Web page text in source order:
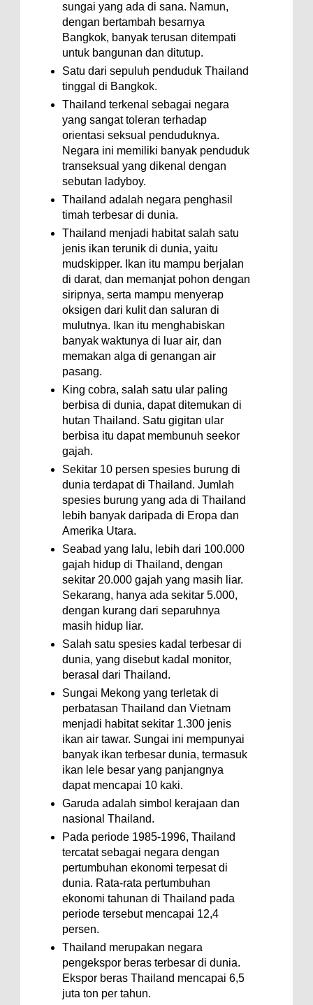
sungai yang ada di sana. Namun,
dengan bertambah besarnya
Bangkok, banyak terusan ditempati
untuk bangunan dan ditutup.
Satu dari sepuluh penduduk Thailand
tinggal di Bangkok.
Thailand terkenal sebagai negara
yang sangat toleran terhadap
orientasi seksual penduduknya.
Negara ini memiliki banyak penduduk
transeksual yang dikenal dengan
sebutan ladyboy.
Thailand adalah negara penghasil
timah terbesar di dunia.
Thailand menjadi habitat salah satu
jenis ikan terunik di dunia, yaitu
mudskipper. Ikan itu mampu berjalan
di darat, dan memanjat pohon dengan
siripnya, serta mampu menyerap
oksigen dari kulit dan saluran di
mulutnya. Ikan itu menghabiskan
banyak waktunya di luar air, dan
memakan alga di genangan air
pasang.
King cobra, salah satu ular paling
berbisa di dunia, dapat ditemukan di
hutan Thailand. Satu gigitan ular
berbisa itu dapat membunuh seekor
gajah.
Sekitar 10 persen spesies burung di
dunia terdapat di Thailand. Jumlah
spesies burung yang ada di Thailand
lebih banyak daripada di Eropa dan
Amerika Utara.
Seabad yang lalu, lebih dari 100.000
gajah hidup di Thailand, dengan
sekitar 20.000 gajah yang masih liar.
Sekarang, hanya ada sekitar 5.000,
dengan kurang dari separuhnya
masih hidup liar.
Salah satu spesies kadal terbesar di
dunia, yang disebut kadal monitor,
berasal dari Thailand.
Sungai Mekong yang terletak di
perbatasan Thailand dan Vietnam
menjadi habitat sekitar 1.300 jenis
ikan air tawar. Sungai ini mempunyai
banyak ikan terbesar dunia, termasuk
ikan lele besar yang panjangnya
dapat mencapai 10 kaki.
Garuda adalah simbol kerajaan dan
nasional Thailand.
Pada periode 1985-1996, Thailand
tercatat sebagai negara dengan
pertumbuhan ekonomi terpesat di
dunia. Rata-rata pertumbuhan
ekonomi tahunan di Thailand pada
periode tersebut mencapai 12,4
persen.
Thailand merupakan negara
pengekspor beras terbesar di dunia.
Ekspor beras Thailand mencapai 6,5
juta ton per tahun.